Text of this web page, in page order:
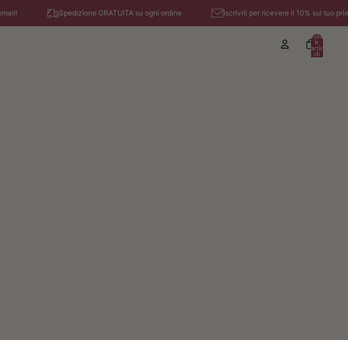
Spedizione GRATUITA su ogni ordine Iscriviti per ricevere il 10% sul tuo primo
Tota
le
artic
oli